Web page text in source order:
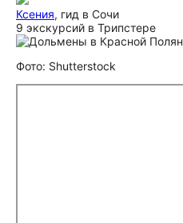
Ксения, гид в Сочи
9 экскурсий в Трипстере
Фото: Shutterstock